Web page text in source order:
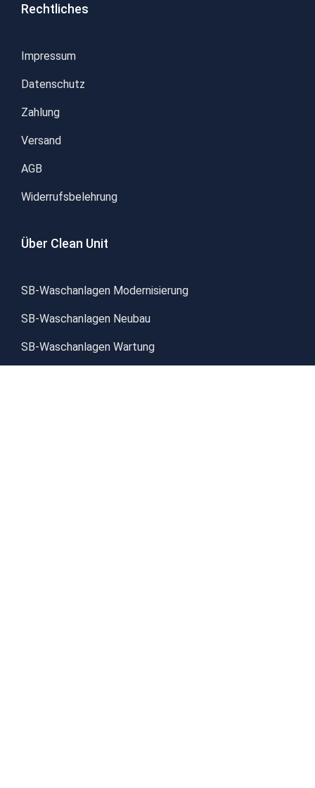
Rechtliches
Impressum
Datenschutz
Zahlung
Versand
AGB
Widerrufsbelehrung
Über Clean Unit
SB-Waschanlagen Modernisierung
SB-Waschanlagen Neubau
SB-Waschanlagen Wartung